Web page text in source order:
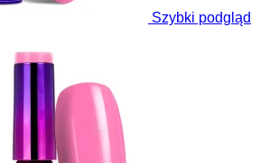
Szybki podgląd